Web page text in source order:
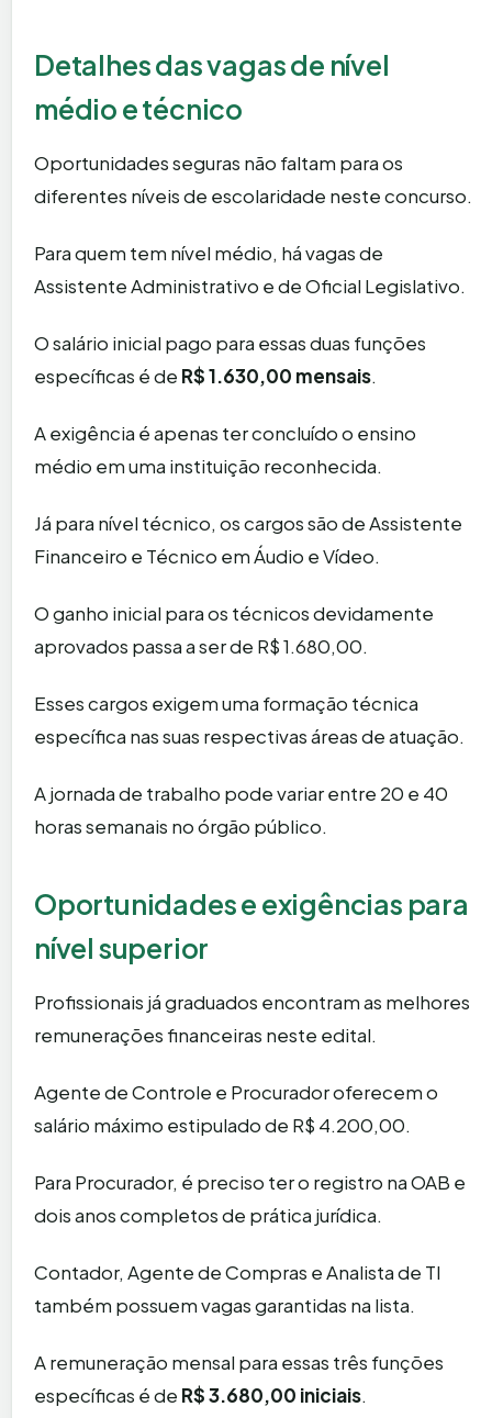
Detalhes das vagas de nível
médio e técnico
Oportunidades seguras não faltam para os
diferentes níveis de escolaridade neste concurso.
Para quem tem nível médio, há vagas de
Assistente Administrativo e de Oficial Legislativo.
O salário inicial pago para essas duas funções
específicas é de R$ 1.630,00 mensais.
A exigência é apenas ter concluído o ensino
médio em uma instituição reconhecida.
Já para nível técnico, os cargos são de Assistente
Financeiro e Técnico em Áudio e Vídeo.
O ganho inicial para os técnicos devidamente
aprovados passa a ser de R$ 1.680,00.
Esses cargos exigem uma formação técnica
específica nas suas respectivas áreas de atuação.
A jornada de trabalho pode variar entre 20 e 40
horas semanais no órgão público.
Oportunidades e exigências para
nível superior
Profissionais já graduados encontram as melhores
remunerações financeiras neste edital.
Agente de Controle e Procurador oferecem o
salário máximo estipulado de R$ 4.200,00.
Para Procurador, é preciso ter o registro na OAB e
dois anos completos de prática jurídica.
Contador, Agente de Compras e Analista de TI
também possuem vagas garantidas na lista.
A remuneração mensal para essas três funções
específicas é de R$ 3.680,00 iniciais.